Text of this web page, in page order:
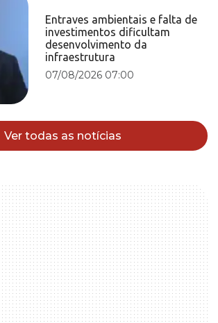
Entraves ambientais e falta de
investimentos dificultam
desenvolvimento da
infraestrutura
07/08/2026 07:00
Ver todas as notícias